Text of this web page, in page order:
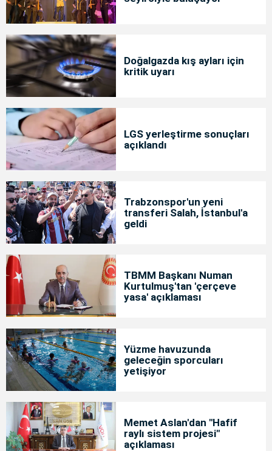
Doğalgazda kış ayları için
kritik uyarı
LGS yerleştirme sonuçları
açıklandı
Trabzonspor'un yeni
transferi Salah, İstanbul'a
geldi
TBMM Başkanı Numan
Kurtulmuş'tan 'çerçeve
yasa' açıklaması
Yüzme havuzunda
geleceğin sporcuları
yetişiyor
Memet Aslan'dan "Hafif
raylı sistem projesi"
açıklaması